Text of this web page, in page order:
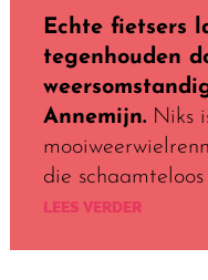
Echte fietsers
tegenhouden
Annemijn.Niks
die
LEES VERDER